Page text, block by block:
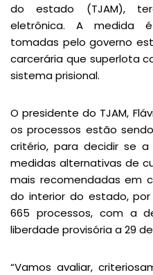
do estado (TJAM),
eletrônica. A medida
tomadas pelo governo
carcerária que superlota
sistema prisional.
O presidente do TJAM,
os processos estão
critério, para decidir se
medidas alternativas de
mais recomendadas em
do interior do estado,
665 processos, com a
liberdade provisória a 29
“Vamos avaliar,